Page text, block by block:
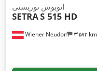
Wiener Neudorf ۳٬۵۷۲ km
اتوبوس توریستی
SETRAS 515 HD